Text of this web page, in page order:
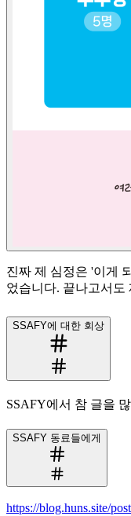
진짜 제 심정은 '이게
었습니다. 끝나고서도
SSAFY에 대한 회상
SSAFY에서 참 글을
SSAFY 동료들에게
https://blog.huns.site/